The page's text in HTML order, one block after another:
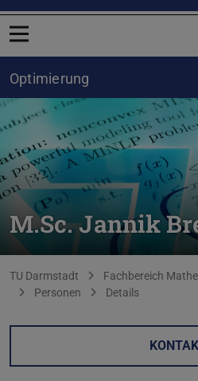
Menü öffnen
Optimierung
M.Sc. Jannik
Sie befinden sich hier:
TU Darmstadt Fachbereich
Personen
Details